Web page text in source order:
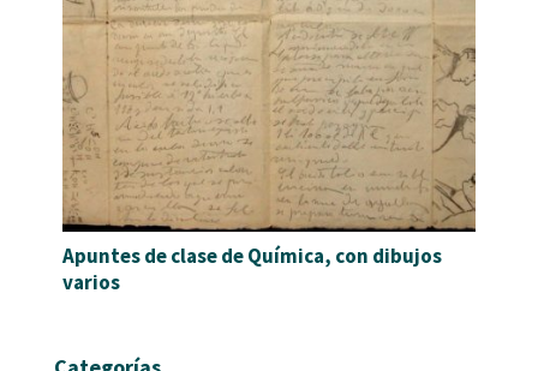
Apuntes de clase de Química, con dibujos
varios